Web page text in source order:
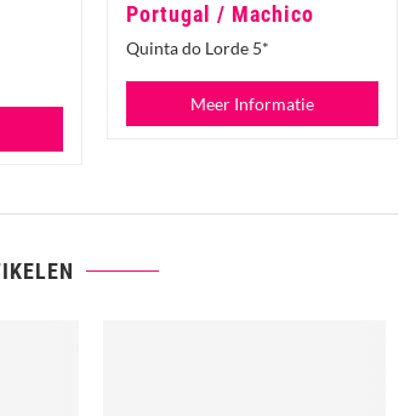
Portugal / Machico
Quinta do Lorde 5*
Meer Informatie